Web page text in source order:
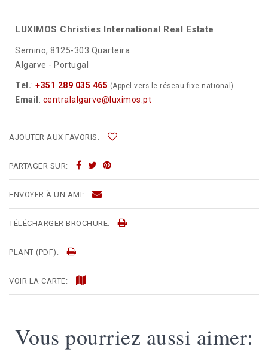
LUXIMOS Christies International Real Estate
Semino, 8125-303 Quarteira
Algarve - Portugal
Tel.: +351 289 035 465 (Appel vers le réseau fixe national)
Email : centralalgarve@luximos.pt
AJOUTER AUX FAVORIS:
PARTAGER SUR:
ENVOYER À UN AMI:
TÉLÉCHARGER BROCHURE:
PLANT (PDF):
VOIR LA CARTE:
Vous pourriez aussi aimer: